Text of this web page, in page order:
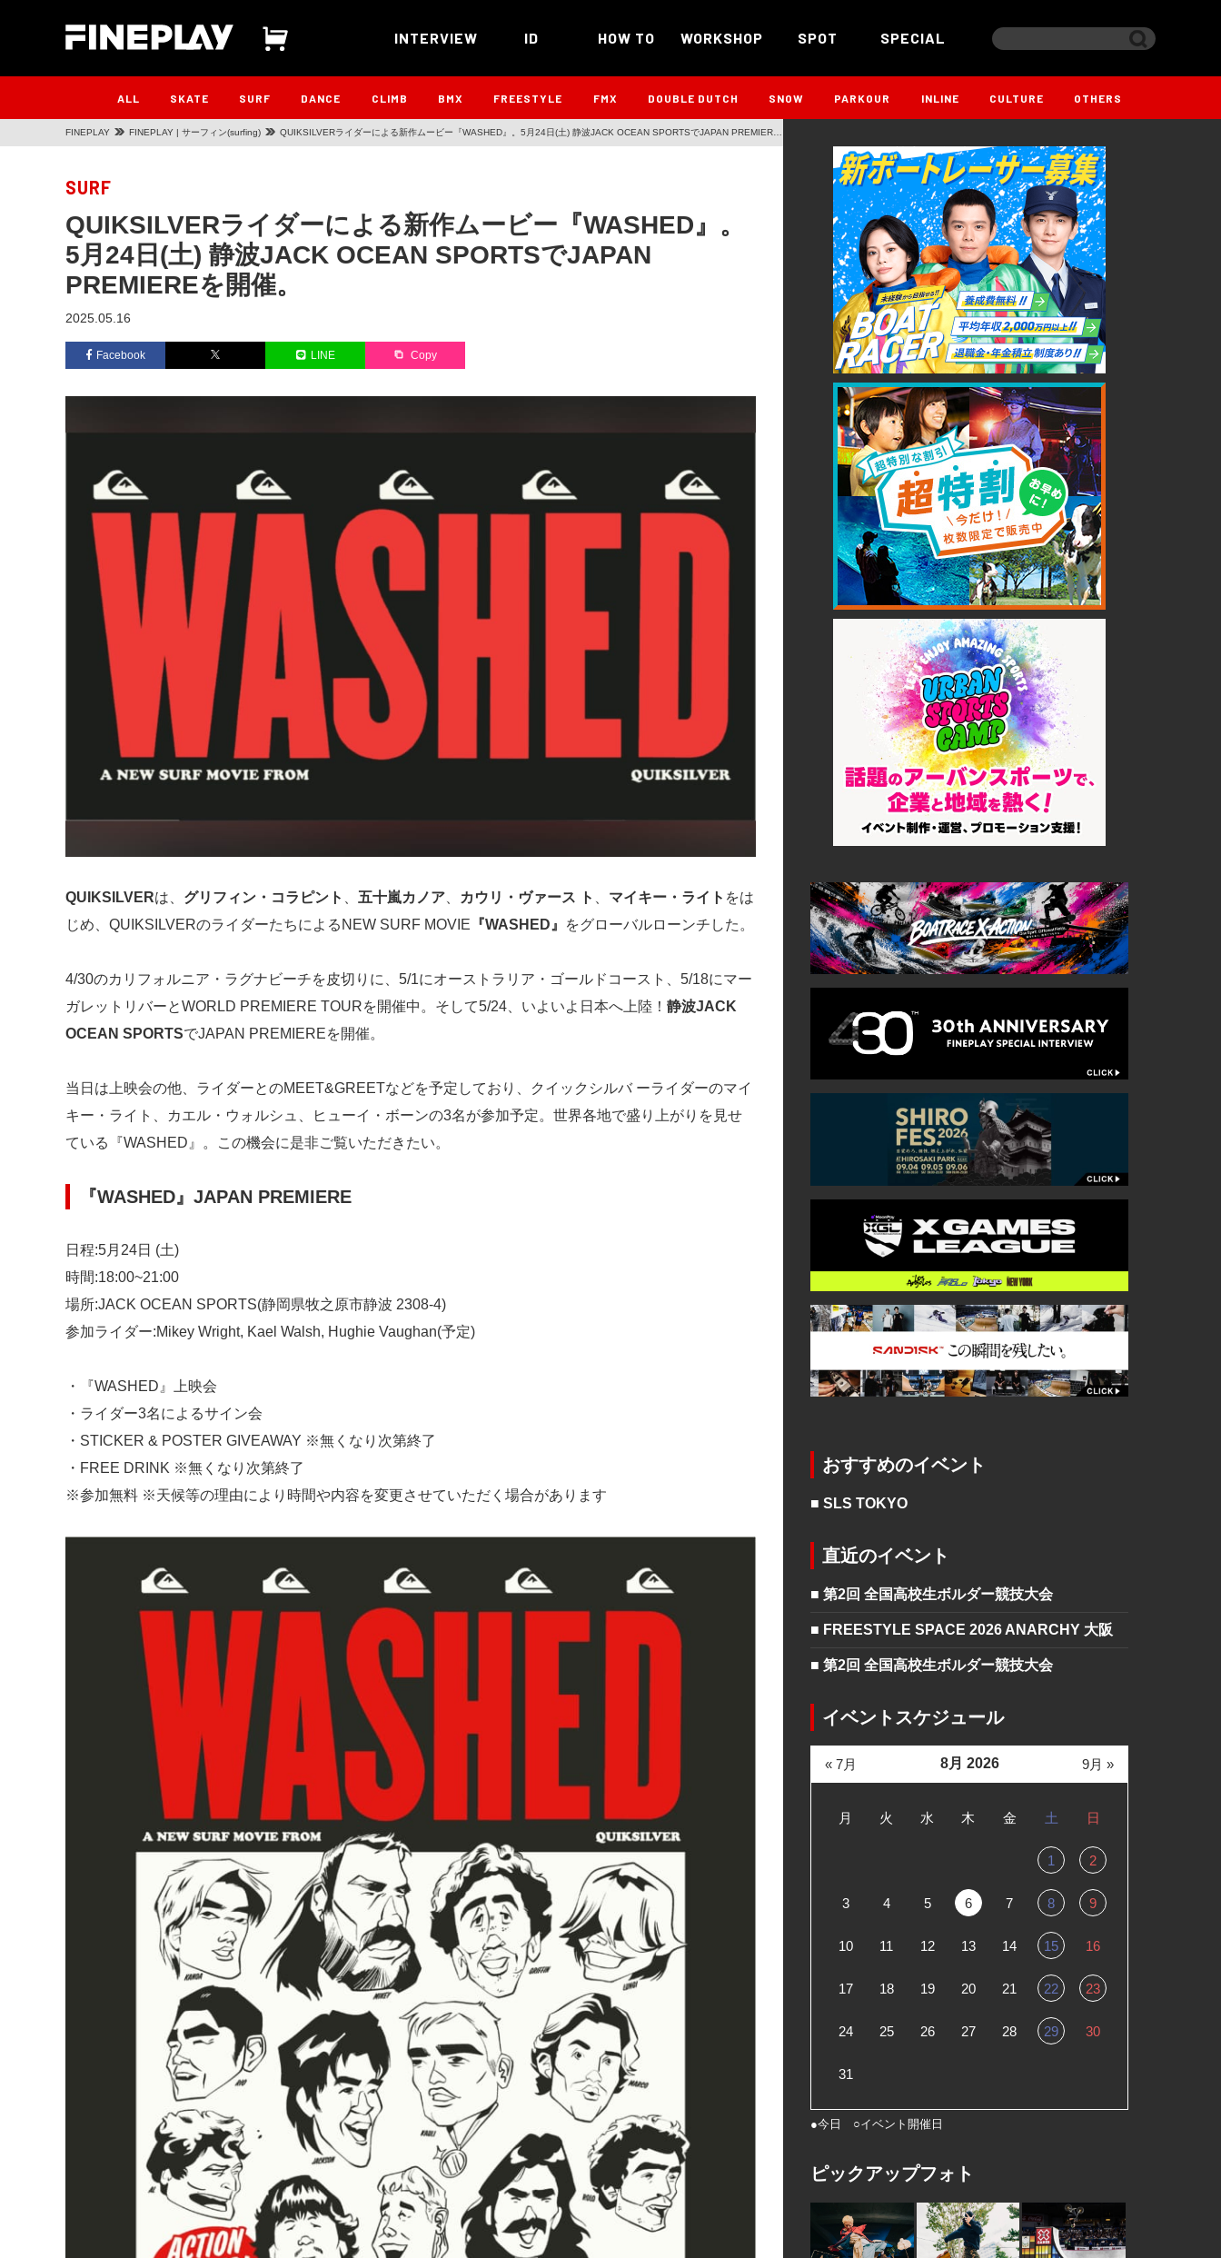
INTERVIEW ID HOW TO WORKSHOP SPOT SPECIAL
ALL SKATE SURF DANCE CLIMB BMX FREESTYLE FMX DOUBLE DUTCH SNOW PARKOUR INLINE CULTURE OTHERS
FINEPLAY FINEPLAY | サーフィン(surfing) QUIKSILVERライダーによる新作ムービー『WASHED』。5月24日(土) 静波JACK OCEAN SPORTSでJAPAN PREMIERE
SURF
QUIKSILVERライダーによる新作ムービー『WASHED』。
5月24日(土) 静波JACK OCEAN SPORTSでJAPAN
PREMIEREを開催。
2025.05.16
Facebook LINE Copy
QUIKSILVERは、 グリフィン・コラピント 五十嵐カノア カウリ・ヴァース ト マイキー・ライト をは
じめ、QUIKSILVERのライダーたちによるNEW SURF MOVIE 『WASHED』 をグローバルローンチした。
4/30のカリフォルニア・ラグナビーチを皮切りに、5/1にオーストラリア・ゴールドコースト、5/18にマー
ガレットリバーとWORLD PREMIERE TOURを開催中。そして5/24、いよいよ日本へ上陸！ 静波JACK
OCEAN SPORTSでJAPAN PREMIEREを開催。
当日は上映会の他、ライダーとのMEET&GREETなどを予定しており、クイックシルバ ーライダーのマイ
キー・ライト、カエル・ウォルシュ、ヒューイ・ボーンの3名が参加予定。世界各地で盛り上がりを見せ
ている『WASHED』。この機会に是非ご覧いただきたい。
『WASHED』 JAPAN PREMIERE
日程:5月24日 (土)
時間:18:00~21:00
場所:JACK OCEAN SPORTS(静岡県牧之原市静波 2308-4)
参加ライダー:Mikey Wright, Kael Walsh, Hughie Vaughan(予定)
・『WASHED』上映会
・ライダー3名によるサイン会
・STICKER & POSTER GIVEAWAY ※無くなり次第終了
・FREE DRINK ※無くなり次第終了
※参加無料 ※天候等の理由により時間や内容を変更させていただく場合があります
おすすめのイベント
■ SLS TOKYO
直近のイベント
■ 第2回 全国高校生ボルダー競技大会
■ FREESTYLE SPACE 2026 ANARCHY 大阪
■ 第2回 全国高校生ボルダー競技大会
イベントスケジュール
8月 2026
月 火 水 木 金 土 日
1 2
3 4 5 6 7 8 9
10 11 12 13 14 15 16
17 18 19 20 21 22 23
24 25 26 27 28 29 30
31
« 7月 9月 »
●今日 ○イベント開催日
ピックアップフォト